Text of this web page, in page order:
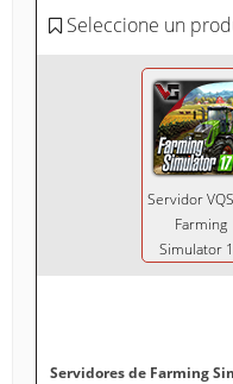
Seleccione un
Servidor
Farming
Simulator
Servidores de Farming